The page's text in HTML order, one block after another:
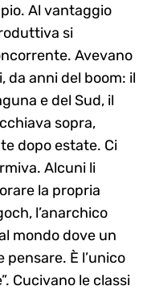
Al vantaggio
si
Avevano
da anni del boom: il
e del Sud, il
sopra,
dopo estate. Ci
Alcuni li
la propria
l’anarchico
mondo dove un
È l’unico
Cucivano le classi